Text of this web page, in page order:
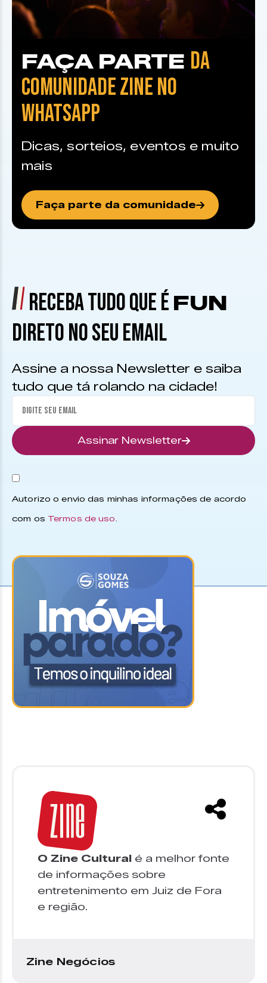
FAÇA PARTE DA
COMUNIDADE ZINE NO
WHATSAPP
Dicas, sorteios, eventos e muito
mais
Faça parte da comunidade
RECEBA TUDO QUE É FUN
DIRETO NO SEU EMAIL
Assine a nossa Newsletter e saiba
tudo que tá rolando na cidade!
Assinar Newsletter
Autorizo o envio das minhas informações de acordo
com os Termos de uso.
O Zine Cultural é a melhor fonte
de informações sobre
entretenimento em Juiz de Fora
e região.
Zine Negócios